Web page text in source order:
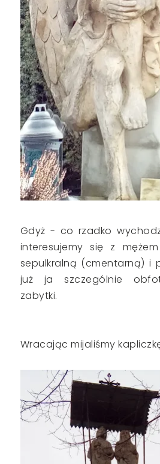
Gdyż - co rzadko
interesujemy się z
sepulkralną (cmentarną) i
już ja szczególnie
zabytki.
Wracając mijaliśmy